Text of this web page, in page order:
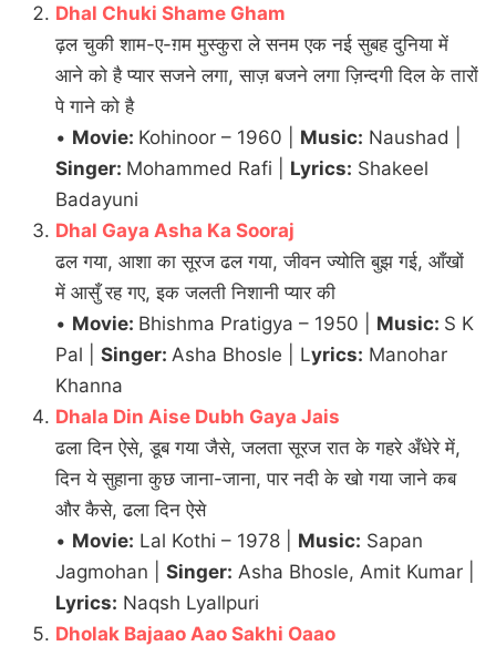
Dhal Chuki Shame Gham
ढ़ल चुकी शाम-ए-ग़म मुस्कुरा ले सनम एक नई सुबह दुनिया में
आने को है प्यार सजने लगा, साज़ बजने लगा ज़िन्दगी दिल के तारों
पे गाने को है
• Movie: Kohinoor – 1960 | Music: Naushad |
Singer: Mohammed Rafi | Lyrics: Shakeel
Badayuni
Dhal Gaya Asha Ka Sooraj
ढल गया, आशा का सूरज ढल गया, जीवन ज्योति बुझ गई, आँखों
में आसुँ रह गए, इक जलती निशानी प्यार की
• Movie: Bhishma Pratigya – 1950 | Music: S K
Pal | Singer: Asha Bhosle | Lyrics: Manohar
Khanna
Dhala Din Aise Dubh Gaya Jais
ढला दिन ऐसे, डूब गया जैसे, जलता सूरज रात के गहरे अँधेरे में,
दिन ये सुहाना कुछ जाना-जाना, पार नदी के खो गया जाने कब
और कैसे, ढला दिन ऐसे
• Movie: Lal Kothi – 1978 | Music: Sapan
Jagmohan | Singer: Asha Bhosle, Amit Kumar |
Lyrics: Naqsh Lyallpuri
Dholak Bajaao Aao Sakhi Oaao